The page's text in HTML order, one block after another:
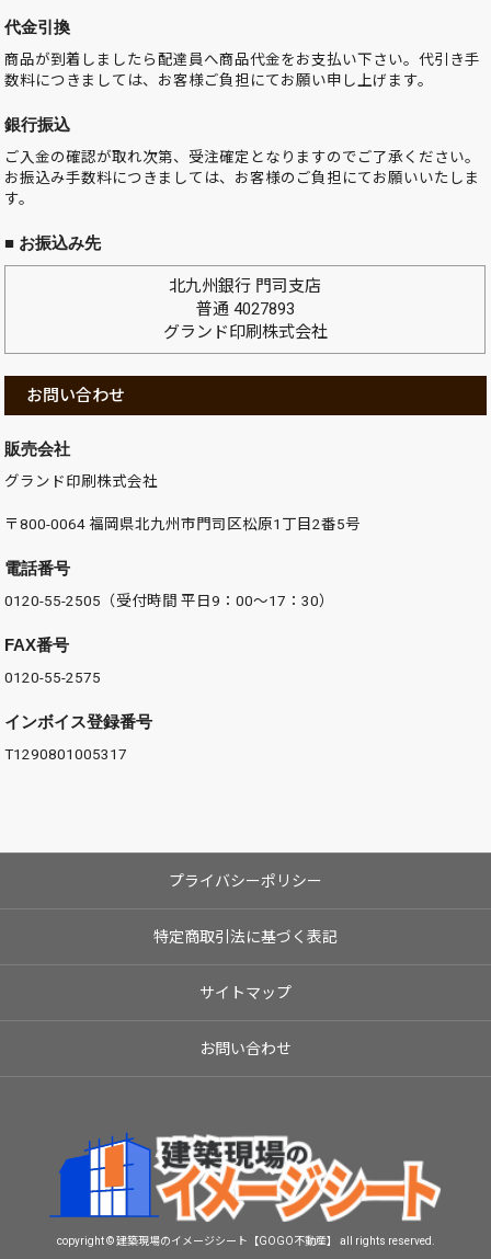
代金引換
商品が到着しましたら配達員へ商品代金をお支払い下さい。代引き手
数料につきましては、お客様ご負担にてお願い申し上げます。
銀行振込
ご入金の確認が取れ次第、受注確定となりますのでご了承ください。
お振込み手数料につきましては、お客様のご負担にてお願いいたしま
す。
■ お振込み先
北九州銀行 門司支店
普通 4027893
グランド印刷株式会社
お問い合わせ
販売会社
グランド印刷株式会社
〒800-0064 福岡県北九州市門司区松原1丁目2番5号
電話番号
0120-55-2505（受付時間 平日9：00～17：30）
FAX番号
0120-55-2575
インボイス登録番号
T1290801005317
プライバシーポリシー
特定商取引法に基づく表記
サイトマップ
お問い合わせ
copyright © 建築現場のイメージシート【GOGO不動産】 all rights reserved.